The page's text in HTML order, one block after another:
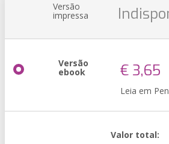
Versão
impressa
Versão
ebook € 3,65
Leia em
Valor total: